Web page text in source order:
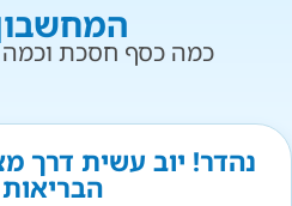
כמה כסף חסכת וכמה
נהדר! יוב עשית דרך